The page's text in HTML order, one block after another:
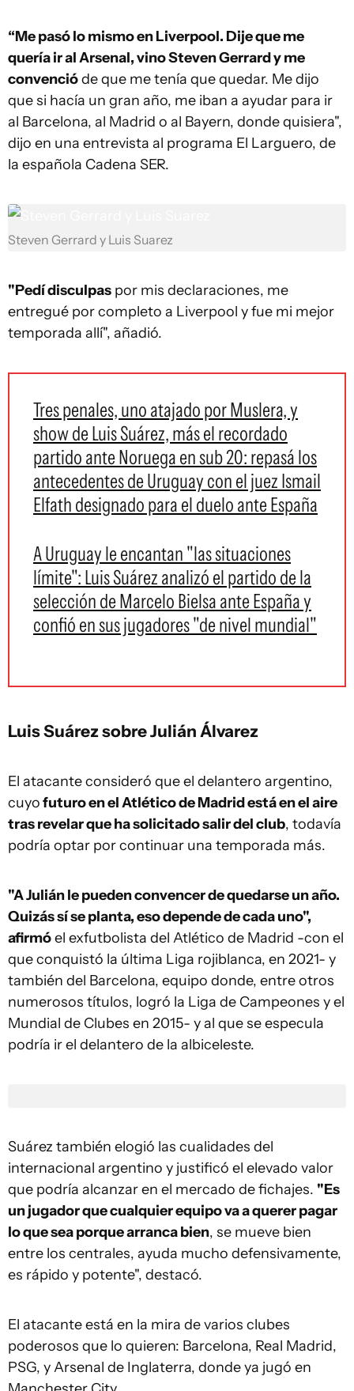
“Me pasó lo mismo en Liverpool. Dije que me
quería ir al Arsenal, vino Steven Gerrard y me
convencióde que me tenía que quedar. Me dijo
que si hacía un gran año, me iban a ayudar para ir
al Barcelona, al Madrid o al Bayern, donde quisiera",
dijo en una entrevista al programa El Larguero, de
la española Cadena SER.
Steven Gerrard y Luis Suarez
"Pedí disculpas por mis declaraciones, me
entregué por completo a Liverpool y fue mi mejor
temporada allí", añadió.
Tres penales, uno atajado por Muslera, y
show de Luis Suárez, más el recordado
partido ante Noruega en sub 20: repasá los
antecedentes de Uruguay con el juez Ismail
Elfath designado para el duelo ante España
A Uruguay le encantan "las situaciones
límite": Luis Suárez analizó el partido de la
selección de Marcelo Bielsa ante España y
confió en sus jugadores "de nivel mundial"
Luis Suárez sobre Julián Álvarez
El atacante consideró que el delantero argentino,
cuyofuturo en el Atlético de Madrid está en el aire
tras revelar que ha solicitado salir del club, todavía
podría optar por continuar una temporada más.
"A Julián le pueden convencer de quedarse un año.
Quizás sí se planta, eso depende de cada uno",
afirmóel exfutbolista del Atlético de Madrid -con el
que conquistó la última Liga rojiblanca, en 2021- y
también del Barcelona, equipo donde, entre otros
numerosos títulos, logró la Liga de Campeones y el
Mundial de Clubes en 2015- y al que se especula
podría ir el delantero de la albiceleste.
Suárez también elogió las cualidades del
internacional argentino y justificó el elevado valor
que podría alcanzar en el mercado de fichajes. "Es
un jugador que cualquier equipo va a querer pagar
lo que sea porque arranca bien, se mueve bien
entre los centrales, ayuda mucho defensivamente,
es rápido y potente", destacó.
El atacante está en la mira de varios clubes
poderosos que lo quieren: Barcelona, Real Madrid,
PSG, y Arsenal de Inglaterra, donde ya jugó en